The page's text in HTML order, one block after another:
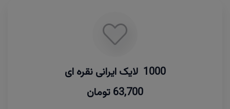
1000 لایک ایرانی نقره ای
63,700 تومان